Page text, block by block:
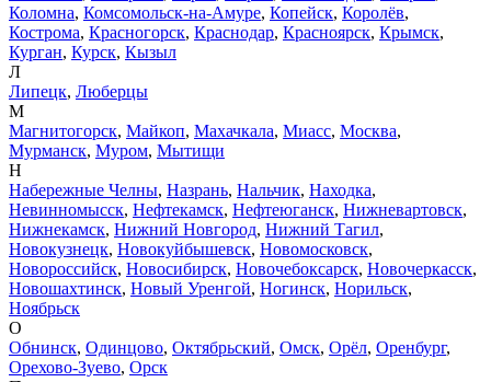
Коломна, Комсомольск-на-Амуре, Копейск, Королёв,
Кострома, Красногорск, Краснодар, Красноярск, Крымск,
Курган, Курск, Кызыл
Л
Липецк, Люберцы
М
Магнитогорск, Майкоп, Махачкала, Миасс, Москва,
Мурманск, Муром, Мытищи
Н
Набережные Челны, Назрань, Нальчик, Находка,
Невинномысск, Нефтекамск, Нефтеюганск, Нижневартовск,
Нижнекамск, Нижний Новгород, Нижний Тагил,
Новокузнецк, Новокуйбышевск, Новомосковск,
Новороссийск, Новосибирск, Новочебоксарск, Новочеркасск,
Новошахтинск, Новый Уренгой, Ногинск, Норильск,
Ноябрьск
О
Обнинск, Одинцово, Октябрьский, Омск, Орёл, Оренбург,
Орехово-Зуево, Орск